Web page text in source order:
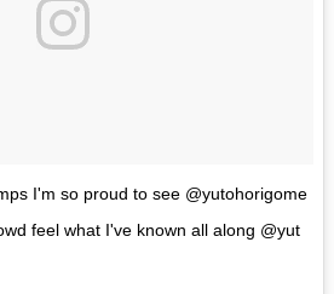
I'm so proud to see @yutohorigome
feel what I've known all along @yut